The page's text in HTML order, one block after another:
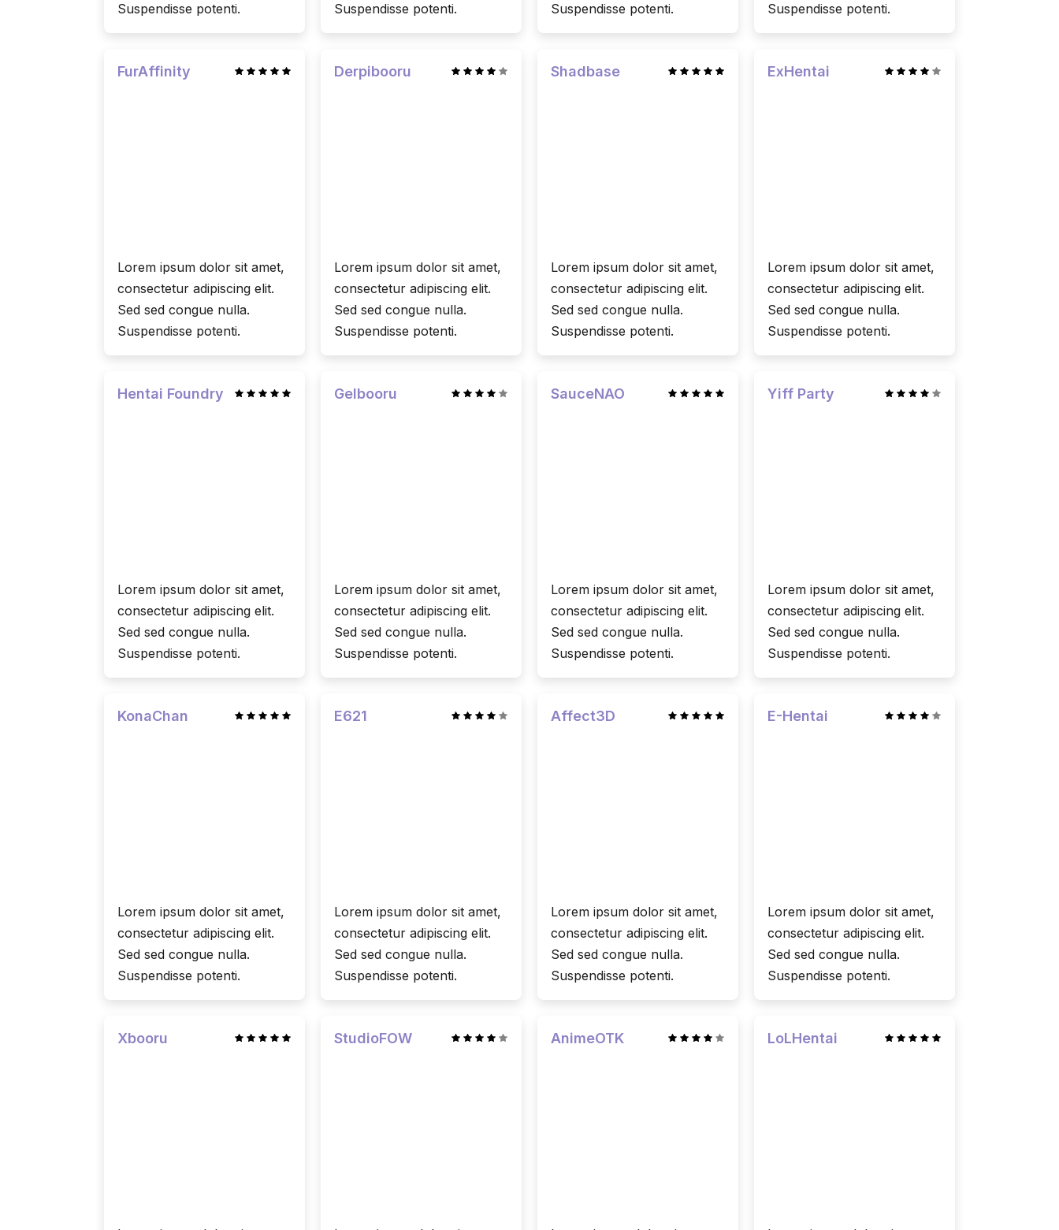
Suspendisse potenti.
Suspendisse potenti.
Suspendisse potenti.
Suspendisse potenti.
FurAffinity
Lorem ipsum dolor sit amet,
consectetur adipiscing elit.
Sed sed congue nulla.
Suspendisse potenti.
Derpibooru
Lorem ipsum dolor sit amet,
consectetur adipiscing elit.
Sed sed congue nulla.
Suspendisse potenti.
Shadbase
Lorem ipsum dolor sit amet,
consectetur adipiscing elit.
Sed sed congue nulla.
Suspendisse potenti.
ExHentai
Lorem ipsum dolor sit amet,
consectetur adipiscing elit.
Sed sed congue nulla.
Suspendisse potenti.
Hentai Foundry
Lorem ipsum dolor sit amet,
consectetur adipiscing elit.
Sed sed congue nulla.
Suspendisse potenti.
Gelbooru
Lorem ipsum dolor sit amet,
consectetur adipiscing elit.
Sed sed congue nulla.
Suspendisse potenti.
SauceNAO
Lorem ipsum dolor sit amet,
consectetur adipiscing elit.
Sed sed congue nulla.
Suspendisse potenti.
Yiff Party
Lorem ipsum dolor sit amet,
consectetur adipiscing elit.
Sed sed congue nulla.
Suspendisse potenti.
KonaChan
Lorem ipsum dolor sit amet,
consectetur adipiscing elit.
Sed sed congue nulla.
Suspendisse potenti.
E621
Lorem ipsum dolor sit amet,
consectetur adipiscing elit.
Sed sed congue nulla.
Suspendisse potenti.
Affect3D
Lorem ipsum dolor sit amet,
consectetur adipiscing elit.
Sed sed congue nulla.
Suspendisse potenti.
E-Hentai
Lorem ipsum dolor sit amet,
consectetur adipiscing elit.
Sed sed congue nulla.
Suspendisse potenti.
Xbooru StudioFOW AnimeOTK LoLHentai